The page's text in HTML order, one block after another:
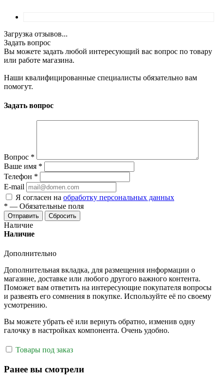
Загрузка отзывов...
Задать вопрос
Вы можете задать любой интересующий вас вопрос по товару
или работе магазина.
Наши квалифицированные специалисты обязательно вам
помогут.
Задать вопрос
Вопрос *
Ваше имя *
Телефон *
E-mail
Я согласен на обработку персональных данных
* — Обязательные поля
Отправить Сбросить
Наличие
Наличие
Дополнительно
Дополнительная вкладка, для размещения информации о
магазине, доставке или любого другого важного контента.
Поможет вам ответить на интересующие покупателя вопросы
и развеять его сомнения в покупке. Используйте её по своему
усмотрению.
Вы можете убрать её или вернуть обратно, изменив одну
галочку в настройках компонента. Очень удобно.
Товары под заказ
Ранее вы смотрели